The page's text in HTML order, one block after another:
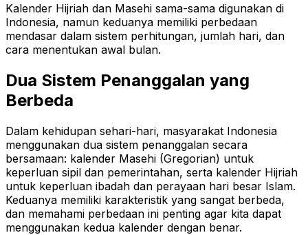
Kalender Hijriah dan Masehi sama-sama digunakan di
Indonesia, namun keduanya memiliki perbedaan
mendasar dalam sistem perhitungan, jumlah hari, dan
cara menentukan awal bulan.
Dua Sistem Penanggalan yang
Berbeda
Dalam kehidupan sehari-hari, masyarakat Indonesia
menggunakan dua sistem penanggalan secara
bersamaan: kalender Masehi (Gregorian) untuk
keperluan sipil dan pemerintahan, serta kalender Hijriah
untuk keperluan ibadah dan perayaan hari besar Islam.
Keduanya memiliki karakteristik yang sangat berbeda,
dan memahami perbedaan ini penting agar kita dapat
menggunakan kedua kalender dengan benar.